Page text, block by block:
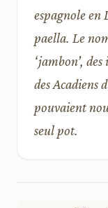
espagnole en
paella. Le
‘jambon’,
des Acadiens
pouvaient
seul pot.